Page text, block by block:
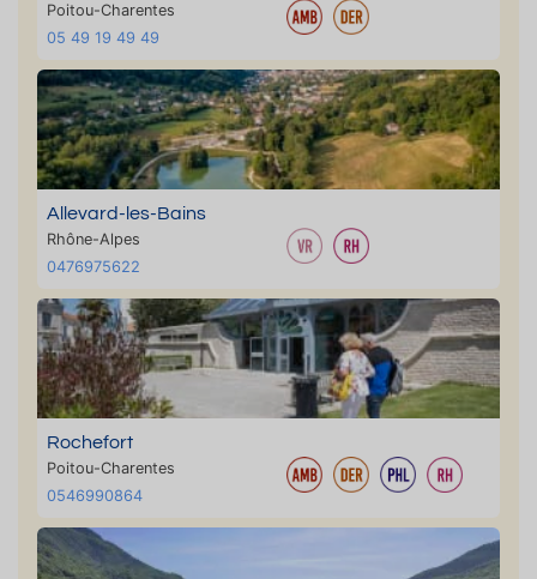
Poitou-Charentes
05 49 19 49 49
Allevard-les-Bains
Rhône-Alpes
0476975622
Rochefort
Poitou-Charentes
0546990864